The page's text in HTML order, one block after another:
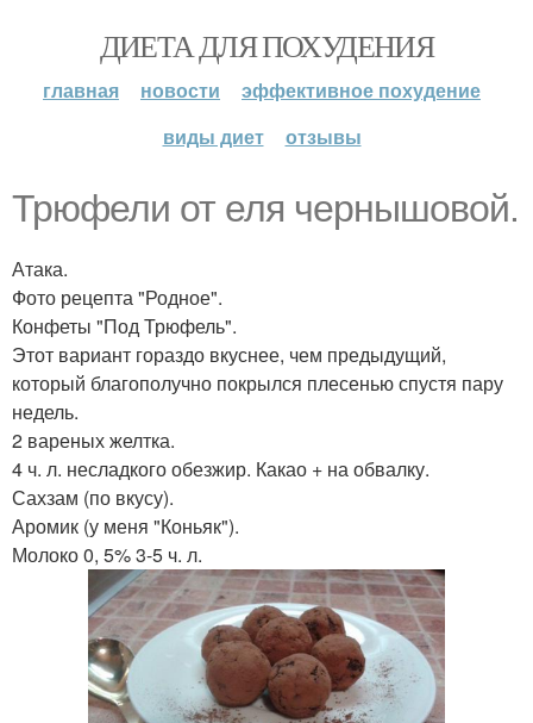
ДИЕТА ДЛЯ ПОХУДЕНИЯ
главная новости
эффективное похудение
виды диет
отзывы
Трюфели от еля чернышовой.
Атака.
Фото рецепта "Родное".
Конфеты "Под Трюфель".
Этот вариант гораздо вкуснее, чем предыдущий,
который благополучно покрылся плесенью спустя пару
недель.
2 вареных желтка.
4 ч. л. несладкого обезжир. Какао + на обвалку.
Сахзам (по вкусу).
Аромик (у меня "Коньяк").
Молоко 0, 5% 3-5 ч. л.